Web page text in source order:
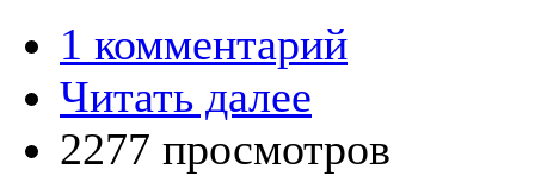
1 комментарий
Читать далее
2277 просмотров